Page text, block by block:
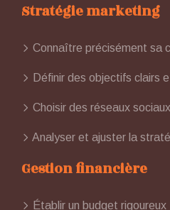
Stratégie marketing
Connaître précisément sa
Définir des objectifs clairs
Choisir des réseaux sociaux
Analyser et ajuster la
Gestion financière
Établir un budget rigoureux